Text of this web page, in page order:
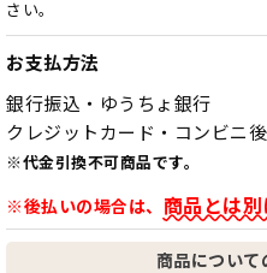
さい。
お支払方法
銀行振込・ゆうちょ銀行
クレジットカード・コンビニ
※代金引換不可商品です。
※後払いの場合は、 商品とは
商品について